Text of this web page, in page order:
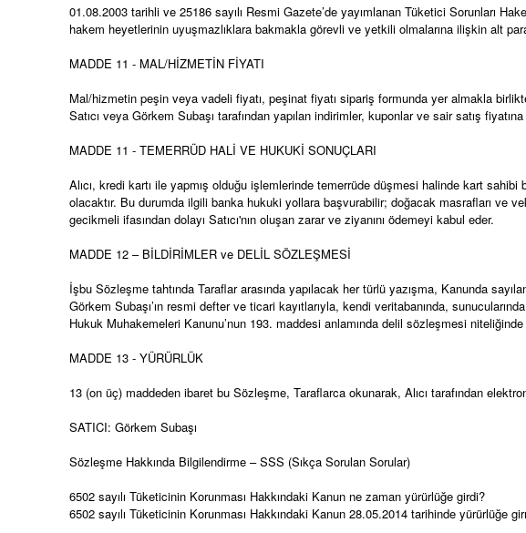
01.08.2003 tarihli ve 25186 sayılı Resmi Gazete’de yayımlanan Tüketici Sorunları
hakem heyetlerinin uyuşmazlıklara bakmakla görevli ve yetkili olmalarına ilişkin alt
MADDE 11 - MAL/HİZMETİN FİYATI
Mal/hizmetin peşin veya vadeli fiyatı, peşinat fiyatı sipariş formunda yer almakla
Satıcı veya Görkem Subaşı tarafından yapılan indirimler, kuponlar ve sair satış fiyatına
MADDE 11 - TEMERRÜD HALİ VE HUKUKİ SONUÇLARI
Alıcı, kredi kartı ile yapmış olduğu işlemlerinde temerrüde düşmesi halinde kart
olacaktır. Bu durumda ilgili banka hukuki yollara başvurabilir; doğacak masrafları ve
gecikmeli ifasından dolayı Satıcı'nın oluşan zarar ve ziyanını ödemeyi kabul eder.
MADDE 12 – BİLDİRİMLER ve DELİL SÖZLEŞMESİ
İşbu Sözleşme tahtında Taraflar arasında yapılacak her türlü yazışma, Kanunda
Görkem Subaşı’ın resmi defter ve ticari kayıtlarıyla, kendi veritabanında,
Hukuk Muhakemeleri Kanunu’nun 193. maddesi anlamında delil sözleşmesi
MADDE 13 - YÜRÜRLÜK
13 (on üç) maddeden ibaret bu Sözleşme, Taraflarca okunarak, Alıcı tarafından
SATICI: Görkem Subaşı
Sözleşme Hakkında Bilgilendirme – SSS (Sıkça Sorulan Sorular)
6502 sayılı Tüketicinin Korunması Hakkındaki Kanun ne zaman yürürlüğe girdi?
6502 sayılı Tüketicinin Korunması Hakkındaki Kanun 28.05.2014 tarihinde yürürlüğe